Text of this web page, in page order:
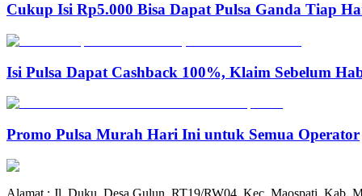
Cukup Isi Rp5.000 Bisa Dapat Pulsa Ganda Tiap
Isi Pulsa Dapat Cashback 100%, Klaim Sebelum
Promo Pulsa Murah Hari Ini untuk Semua Operator
Alamat : Jl. Duku, Desa Gulun, RT19/RW04, Kec. Maospati, Kab.